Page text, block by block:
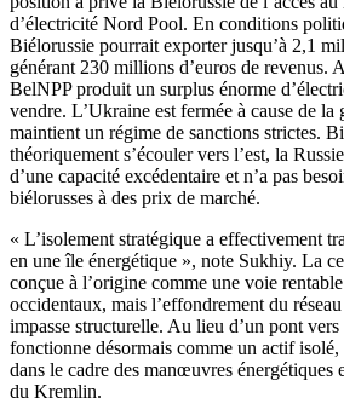
d’électricité Nord Pool. En conditions
Biélorussie pourrait exporter jusqu’à 2,1
générant 230 millions d’euros de revenus.
BelNPP produit un surplus énorme
vendre. L’Ukraine est fermée à cause de la
maintient un régime de sanctions strictes.
théoriquement s’écouler vers l’est, la
d’une capacité excédentaire et n’a pas
biélorusses à des prix de marché.
« L’isolement stratégique a effectivement
en une île énergétique », note Sukhiy. La
conçue à l’origine comme une voie
occidentaux, mais l’effondrement du
impasse structurelle. Au lieu d’un pont
fonctionne désormais comme un actif
dans le cadre des manœuvres énergétiques
du Kremlin.